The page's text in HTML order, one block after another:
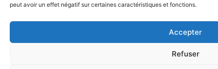
peut avoir un effet négatif sur certaines caractéristiques et fonctions.
Accepter
Refuser